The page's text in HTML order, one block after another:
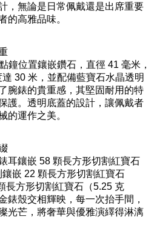
，無論是日常佩戴還是出席重要
的高雅品味。
鐘位置鑲嵌鑽石，直徑 41 毫米，
30 米，並配備藍寶石水晶透明
腕錶的貴重感，其堅固耐用的特
護。透明底蓋的設計，讓佩戴者
的運作之美。
耳鑲嵌 58 顆長方形切割紅寶石
鑲嵌 22 顆長方形切割紅寶石
長方形切割紅寶石（5.25 克
錶殼交相輝映，每一次抬手間，
光芒，將奢華與優雅演繹得淋漓